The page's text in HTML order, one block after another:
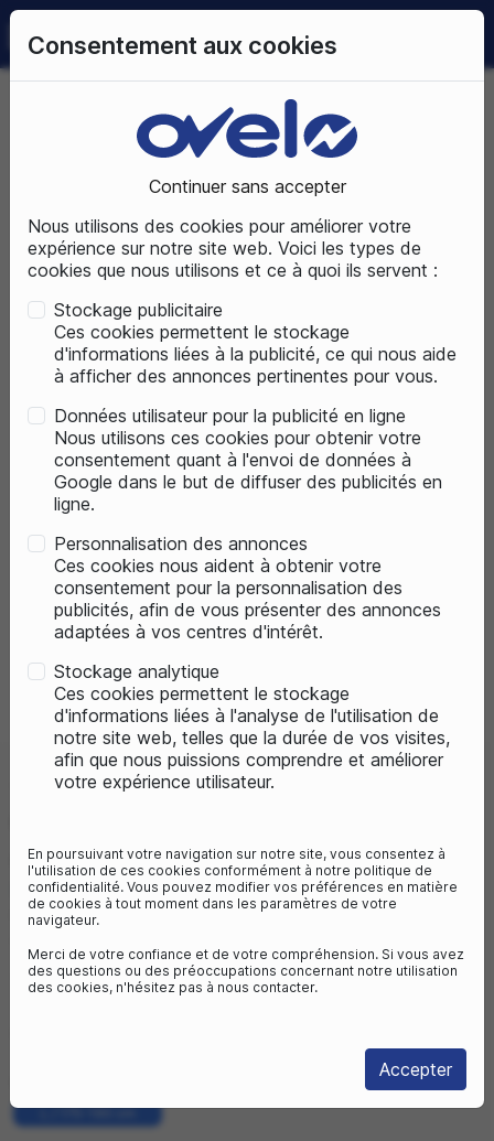
Consentement aux cookies
Continuer sans accepter
Nous utilisons des cookies pour améliorer votre
expérience sur notre site web. Voici les types de
cookies que nous utilisons et ce à quoi ils servent :
Stockage publicitaire
Ces cookies permettent le stockage
d'informations liées à la publicité, ce qui nous aide
à afficher des annonces pertinentes pour vous.
Données utilisateur pour la publicité en ligne
Nous utilisons ces cookies pour obtenir votre
consentement quant à l'envoi de données à
Google dans le but de diffuser des publicités en
ligne.
Personnalisation des annonces
Ces cookies nous aident à obtenir votre
consentement pour la personnalisation des
publicités, afin de vous présenter des annonces
adaptées à vos centres d'intérêt.
Stockage analytique
Ces cookies permettent le stockage
d'informations liées à l'analyse de l'utilisation de
notre site web, telles que la durée de vos visites,
afin que nous puissions comprendre et améliorer
votre expérience utilisateur.
En poursuivant votre navigation sur notre site, vous consentez à
l'utilisation de ces cookies conformément à notre politique de
confidentialité. Vous pouvez modifier vos préférences en matière
de cookies à tout moment dans les paramètres de votre
navigateur.
Merci de votre confiance et de votre compréhension. Si vous avez
des questions ou des préoccupations concernant notre utilisation
des cookies, n'hésitez pas à nous contacter.
Accepter
09 72 50 25 70 LUNDI AU SAMEDIDE 10H À 19H
Vélos électriques
Vélos électriques de ville
VILLE
Previous
VÉLO DE VILLE ÉLECTRIQUE
ACTIVE
Millésime 23/24
Référence :YRZ9375251
2 199,00 € - 9%
1 999,00 €
Vous économisez 200€
L / 175-190 cm